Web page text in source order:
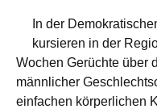
In der
kursieren in der
Wochen Gerüchte über
männlicher
einfachen körperlichen